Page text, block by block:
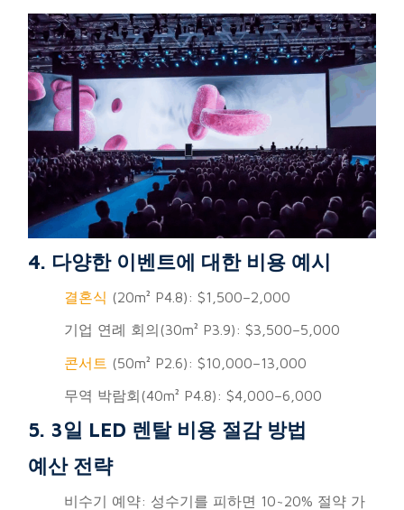
4. 다양한 이벤트에 대한 비용 예시
결혼식 (20m² P4.8): $1,500–2,000
기업 연례 회의(30m² P3.9): $3,500–5,000
콘서트 (50m² P2.6): $10,000–13,000
무역 박람회(40m² P4.8): $4,000–6,000
5. 3일 LED 렌탈 비용 절감 방법
예산 전략
비수기 예약: 성수기를 피하면 10~20% 절약 가